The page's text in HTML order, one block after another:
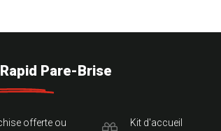
Pare-Brise
offerte ou
Kit d'accueil